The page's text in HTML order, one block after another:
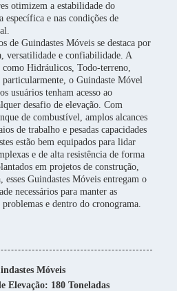
otimizem a estabilidade do
específica e nas condições de
de Guindastes Móveis se destaca por
versatilidade e confiabilidade. A
Hidráulicos, Todo-terreno,
o Guindaste Móvel
usuários tenham acesso ao
desafio de elevação. Com
de combustível, amplos alcances
de trabalho e pesadas capacidades
estão bem equipados para lidar
e de alta resistência de forma
em projetos de construção,
Guindastes Móveis entregam o
necessários para manter as
e dentro do cronograma.
Móveis
Elevação: 180 Toneladas